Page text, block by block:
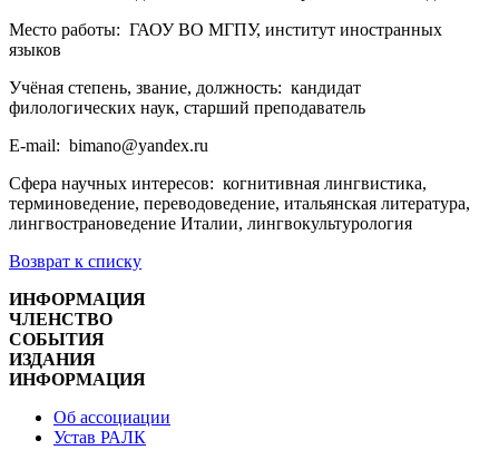
Место работы: ГАОУ ВО МГПУ, институт иностранных
языков
Учёная степень, звание, должность: кандидат
филологических наук, старший преподаватель
E-mail: bimano@yandex.ru
Сфера научных интересов: когнитивная лингвистика,
терминоведение, переводоведение, итальянская литература,
лингвострановедение Италии, лингвокультурология
Возврат к списку
ИНФОРМАЦИЯ
ЧЛЕНСТВО
СОБЫТИЯ
ИЗДАНИЯ
ИНФОРМАЦИЯ
Об ассоциации
Устав РАЛК